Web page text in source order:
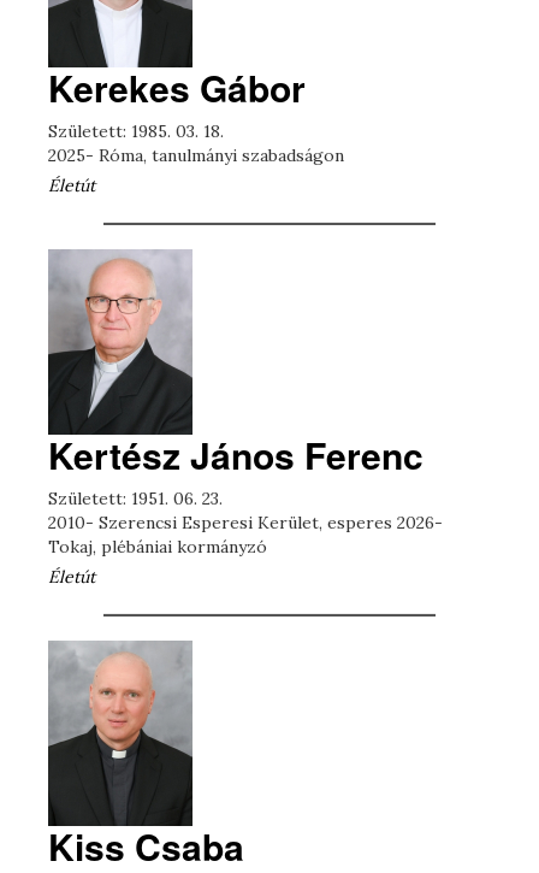
Kerekes Gábor
Született: 1985. 03. 18.
2025- Róma, tanulmányi szabadságon
Életút
Kertész János Ferenc
Született: 1951. 06. 23.
2010- Szerencsi Esperesi Kerület, esperes 2026-
Tokaj, plébániai kormányzó
Életút
Kiss Csaba